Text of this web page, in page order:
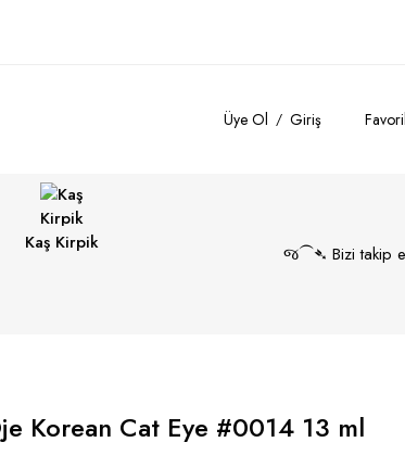
Üye Ol Giriş
Kaş Kirpik જ⁀➴ Bizi takip
Korean Cat Eye #0014 13 ml